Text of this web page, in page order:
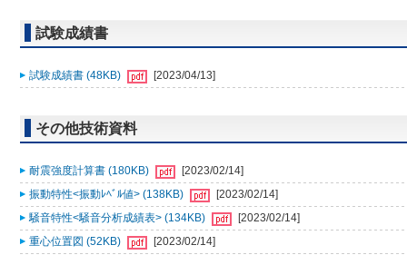
試験成績書
試験成績書 (48KB) [2023/04/13]
その他技術資料
耐震強度計算書 (180KB)
[2023/02/14]
振動特性<振動ﾚﾍﾞﾙ値> (138KB)
[2023/02/14]
騒音特性<騒音分析成績表> (134KB)
[2023/02/14]
重心位置図 (52KB)
[2023/02/14]